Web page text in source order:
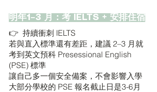
明年1–3 月：考 IELTS + 安排住宿
👉  持續衝刺 IELTS
若與直入標準還有差距，建議 2–3 月就
考到英文預科 Presessional English
(PSE) 標準
讓自己多一個安全備案，不會影響入學
大部分學校的 PSE 報名截止日是3-6月